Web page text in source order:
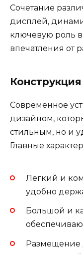
Сочетание
дисплей,
ключевую роль
впечатления от
Современное
дизайном,
стильным, но и
Главные
Легкий и
удобно
Большой и
Размещение